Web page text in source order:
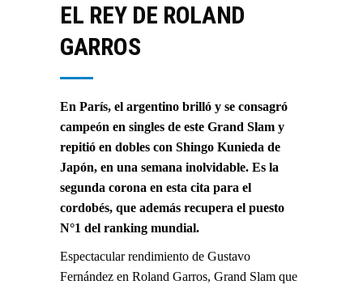
EL REY DE ROLAND
GARROS
En París, el argentino brilló y se consagró
campeón en singles de este Grand Slam y
repitió en dobles con Shingo Kunieda de
Japón, en una semana inolvidable. Es la
segunda corona en esta cita para el
cordobés, que además recupera el puesto
N°1 del ranking mundial.
Espectacular rendimiento de Gustavo
Fernández en Roland Garros, Grand Slam que